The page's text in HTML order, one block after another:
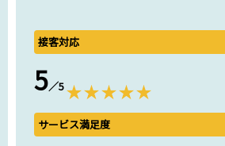
接客対応
5／5
サービス満足度